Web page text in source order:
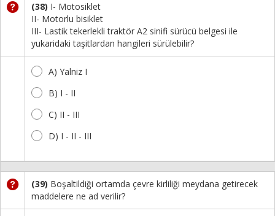
(38) I- Motosiklet
II- Motorlu bisiklet
III- Lastik tekerlekli traktör A2 sinifi sürücü belgesi ile
yukaridaki taşitlardan hangileri sürülebilir?
A) Yalniz I
B) I - II
C) II - III
D) I - II - III
(39) Boşaltildiği ortamda çevre kirliliği meydana getirecek
maddelere ne ad verilir?